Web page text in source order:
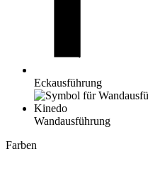
Eckausführung
Wandausführung
Farben